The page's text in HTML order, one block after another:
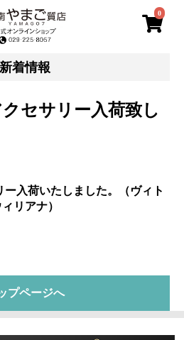
0
新着情報
セサリー入荷致し
入荷いたしました。（ヴィト
リアナ）
プページへ